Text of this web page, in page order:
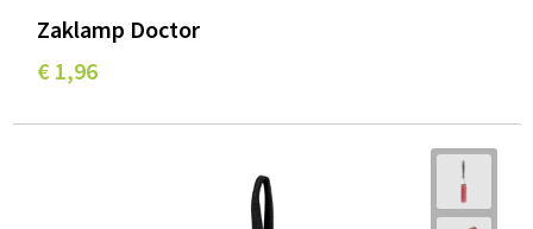
Zaklamp Doctor
€ 1,96